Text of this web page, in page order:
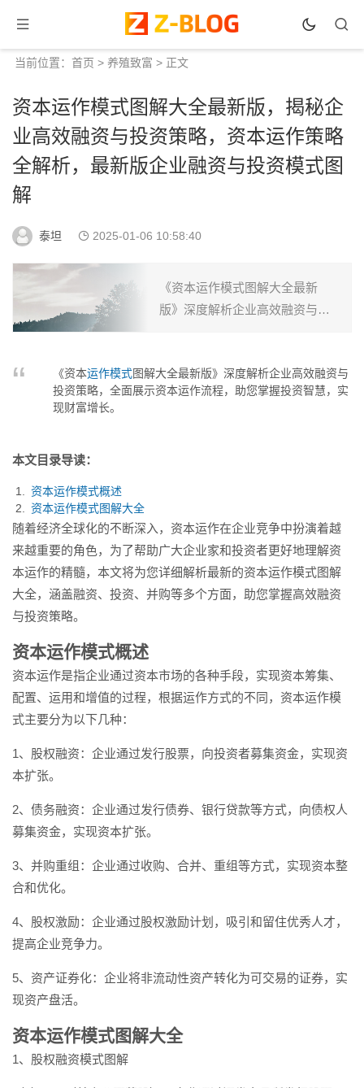
当前位置： 首页 > 养殖致富 > 正文
资本运作模式图解大全最新版，揭秘企
业高效融资与投资策略，资本运作策略
全解析，最新版企业融资与投资模式图
解
泰坦 2025-01-06 10:58:40
《资本运作模式图解大全最新
版》深度解析企业高效融资与投
富增长。...
《资本运作模式图解大全最新版》深度解析企业高效融资与
投资策略，全面展示资本运作流程，助您掌握投资智慧，实
现财富增长。
本文目录导读：
资本运作模式概述
资本运作模式图解大全
随着经济全球化的不断深入，资本运作在企业竞争中扮演着越
来越重要的角色，为了帮助广大企业家和投资者更好地理解资
本运作的精髓，本文将为您详细解析最新的资本运作模式图解
大全，涵盖融资、投资、并购等多个方面，助您掌握高效融资
与投资策略。
资本运作模式概述
资本运作是指企业通过资本市场的各种手段，实现资本筹集、
配置、运用和增值的过程，根据运作方式的不同，资本运作模
式主要分为以下几种：
1、股权融资：企业通过发行股票，向投资者募集资金，实现资
本扩张。
2、债务融资：企业通过发行债券、银行贷款等方式，向债权人
募集资金，实现资本扩张。
3、并购重组：企业通过收购、合并、重组等方式，实现资本整
合和优化。
4、股权激励：企业通过股权激励计划，吸引和留住优秀人才，
提高企业竞争力。
5、资产证券化：企业将非流动性资产转化为可交易的证券，实
现资产盘活。
资本运作模式图解大全
1、股权融资模式图解